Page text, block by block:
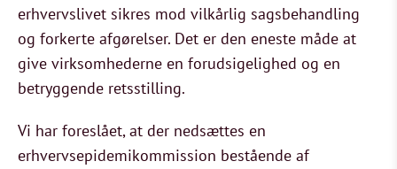
erhvervslivet sikres mod vilkårlig sagsbehandling
og forkerte afgørelser. Det er den eneste måde at
give virksomhederne en forudsigelighed og en
betryggende retsstilling.
Vi har foreslået, at der nedsættes en
erhvervsepidemikommission bestående af